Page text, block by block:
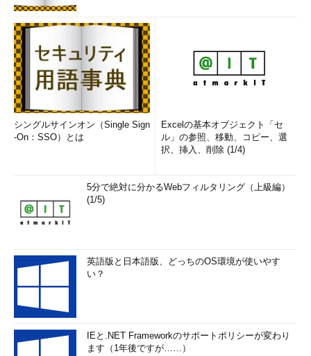
Internet Explorer（IE）などでログを開いて値を読んでもいい
のだが、以下の方法でインデックス値だけを見ることも可能だ。
PowerShellのコマンドレットでインデックス値を表示する
IEなどでXMLファイルを開くことでサブスコアなどの確認が可
能だが、少々分かりにくいところがある。単純にサブスコア（イ
ンデックス値）だけを確認したいのであれば、WinSAT.exeを実
行後、管理者権限でPowerShellを起動して、「Get-CimInstance
「Get-CimInstance Win32_WinSat」コマンドレ
シングルサインオン（Single Sign
-On：SSO）とは
Excelの基本オブジェクト「セ
ル」の参照、移動、コピー、選
択、挿入、削除 (1/4)
5分で絶対に分かるWebフィルタリング（上級編）
(1/5)
英語版と日本語版、どっちのOS環境が使いやす
い？
IEと.NET Frameworkのサポートポリシーが変わり
ます（1年後ですが……）